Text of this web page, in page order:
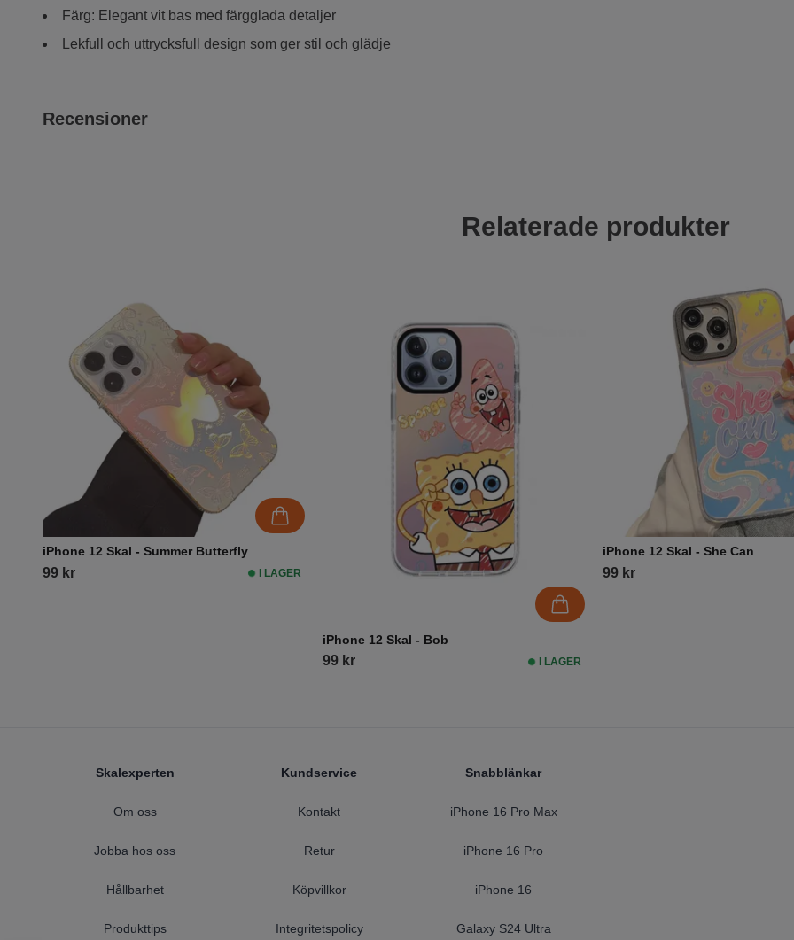
Färg: Elegant vit bas med färgglada detaljer
Lekfull och uttrycksfull design som ger stil och glädje
Recensioner
Relaterade produkter
iPhone 12 Skal - Summer Butterfly
99 kr I LAGER
iPhone 12 Skal - Bob
99 kr I LAGER
iPhone 12 Skal - She Can
99 kr
Skalexperten
Om oss
Jobba hos oss
Hållbarhet
Produkttips
Kundservice
Kontakt
Retur
Köpvillkor
Integritetspolicy
Snabblänkar
iPhone 16 Pro Max
iPhone 16 Pro
iPhone 16
Galaxy S24 Ultra